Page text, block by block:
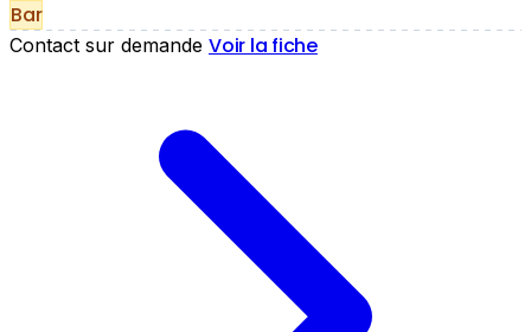
Bar
Contact sur demande Voir la fiche